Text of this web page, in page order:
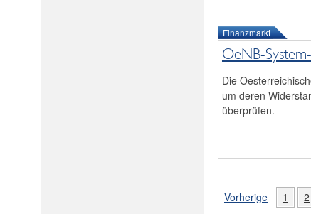
Finanzmarkt
OeNB-
Die
um deren
überprüfen.
Vorherige 1 2